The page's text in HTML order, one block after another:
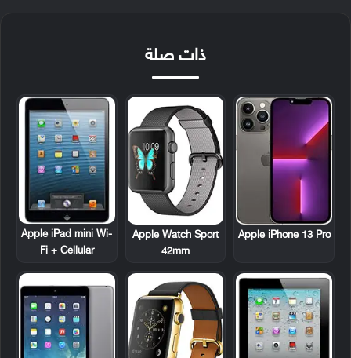
ذات صلة
Apple iPhone 13 Pro
Apple Watch Sport
42mm
Apple iPad mini Wi-
Fi + Cellular